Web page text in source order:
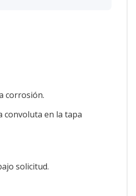
corrosión.
convoluta en la tapa
solicitud.